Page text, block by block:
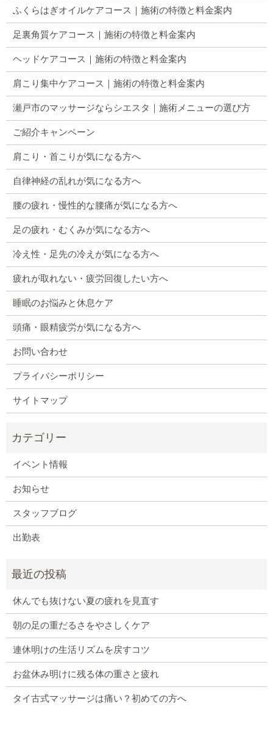
ふくらはぎオイルケアコース｜施術の特徴と料金案内
足裏角質ケアコース｜施術の特徴と料金案内
ヘッドケアコース｜施術の特徴と料金案内
肩こり集中ケアコース｜施術の特徴と料金案内
瀬戸市のマッサージならシエスタ｜施術メニューの選び方
ご紹介キャンペーン
肩こり・首こりが気になる方へ
自律神経の乱れが気になる方へ
腰の疲れ・慢性的な腰痛が気になる方へ
足の疲れ・むくみが気になる方へ
冷え性・足先の冷えが気になる方へ
疲れが取れない・疲労回復したい方へ
睡眠のお悩みと休息ケア
頭痛・眼精疲労が気になる方へ
お問い合わせ
プライバシーポリシー
サイトマップ
イベント情報
お知らせ
スタッフブログ
出勤表
休んでも抜けない夏の疲れを見直す
朝の足の重だるさをやさしくケア
連休明けの生活リズムを戻すコツ
お盆休み明けに残る体の重さと疲れ
タイ古式マッサージは痛い？初めての方へ